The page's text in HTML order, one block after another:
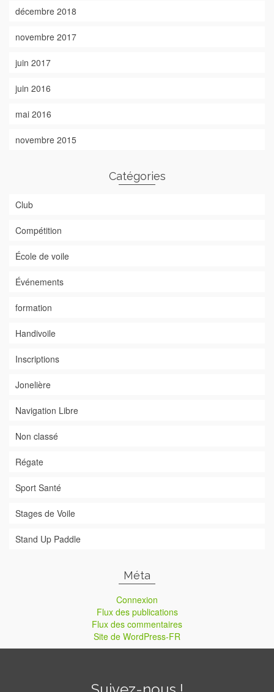
décembre 2018
novembre 2017
juin 2017
juin 2016
mai 2016
novembre 2015
Catégories
Club
Compétition
École de voile
Événements
formation
Handivoile
Inscriptions
Jonelière
Navigation Libre
Non classé
Régate
Sport Santé
Stages de Voile
Stand Up Paddle
Méta
Connexion
Flux des publications
Flux des commentaires
Site de WordPress-FR